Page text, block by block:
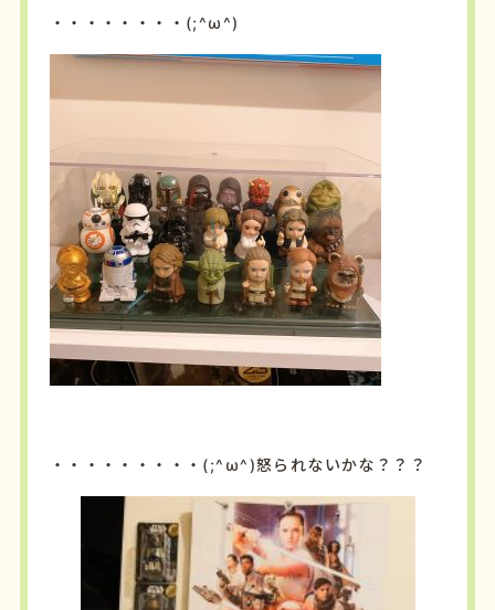
・・・・・・・・(;^ω^)
・・・・・・・・・(;^ω^)怒られないかな？？？